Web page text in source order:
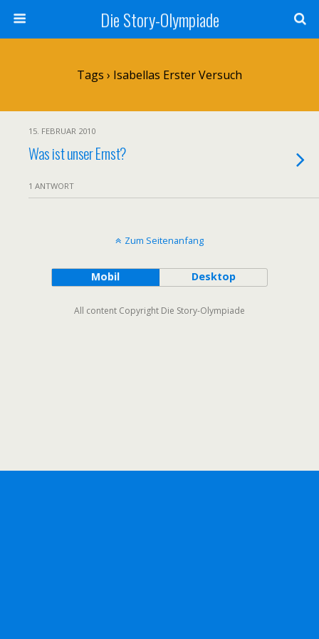
Die Story-Olympiade
Tags › Isabellas Erster Versuch
15. FEBRUAR 2010
Was ist unser Ernst?
1 ANTWORT
Zum Seitenanfang
Mobil Desktop
All content Copyright Die Story-Olympiade